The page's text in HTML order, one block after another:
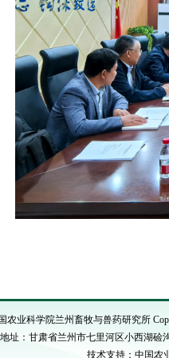
农业科学院兰州畜牧与兽药研究所
地址：甘肃省兰州市七里河区小西湖硷
技术支持：中国农